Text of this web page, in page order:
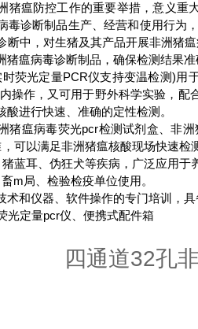
猪瘟防控工作的重要举措，意义重
毒诊断制品生产、经营和使用行为
断中，对生猪及其产品开展非洲猪
猪瘟病毒诊断制品，确保检测结果
荧光定量PCR仪支持变温检测)用
操作，又可用于野外科学实验，配
进行快速、准确的定性检测。
猪瘟病毒荧光pcr检测试剂盒、非
可以满足非洲猪瘟核酸现场快速
蓝耳、伪狂犬等疾病，广泛应用
m局、检验检疫单位使用。
术和仪器、软件操作的专门培训，
光定量pcr仪、便携式配件箱